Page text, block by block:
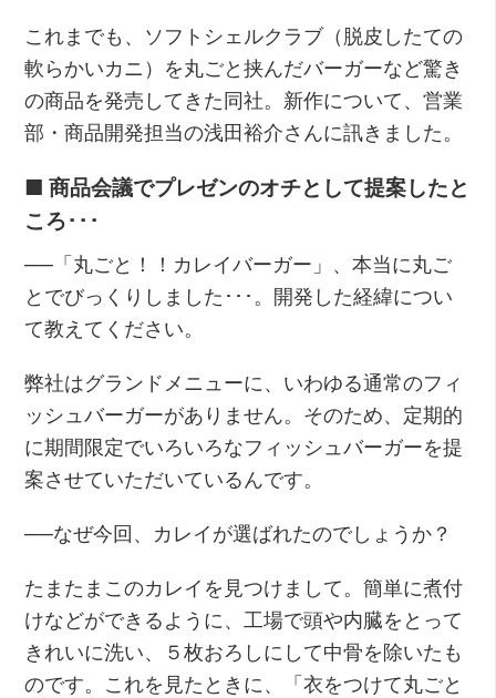
これまでも、ソフトシェルクラブ（脱皮したての
軟らかいカニ）を丸ごと挟んだバーガーなど驚き
の商品を発売してきた同社。新作について、営業
部・商品開発担当の浅田裕介さんに訊きました。
■ 商品会議でプレゼンのオチとして提案したと
ころ･･･
──「丸ごと！！カレイバーガー」、本当に丸ご
とでびっくりしました･･･。開発した経緯につい
て教えてください。
弊社はグランドメニューに、いわゆる通常のフィ
ッシュバーガーがありません。そのため、定期的
に期間限定でいろいろなフィッシュバーガーを提
案させていただいているんです。
──なぜ今回、カレイが選ばれたのでしょうか？
たまたまこのカレイを見つけまして。簡単に煮付
けなどができるように、工場で頭や内臓をとって
きれいに洗い、５枚おろしにして中骨を除いたも
のです。これを見たときに、「衣をつけて丸ごと